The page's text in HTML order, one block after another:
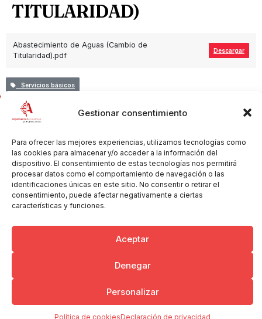
Gestionar consentimiento
Para ofrecer las mejores experiencias, utilizamos tecnologías como
las cookies para almacenar y/o acceder a la información del
dispositivo. El consentimiento de estas tecnologías nos permitirá
procesar datos como el comportamiento de navegación o las
identificaciones únicas en este sitio. No consentir o retirar el
consentimiento, puede afectar negativamente a ciertas
características y funciones.
Aceptar
Denegar
Personalizar
Política de cookiesDeclaración de privacidad
TITULARIDAD)
Abastecimiento de Aguas (Cambio de
Titularidad).pdf
Descargar
Servicios básicos
Copyright © 2026 Ayuntamiento de Argamasilla de Calatrava
Politica de Privacidad y Aviso Legal
Registro de la actividad
Cookies